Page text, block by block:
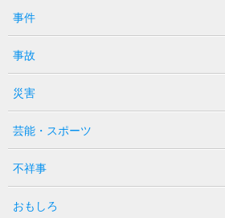
事件
事故
災害
芸能・スポーツ
不祥事
おもしろ